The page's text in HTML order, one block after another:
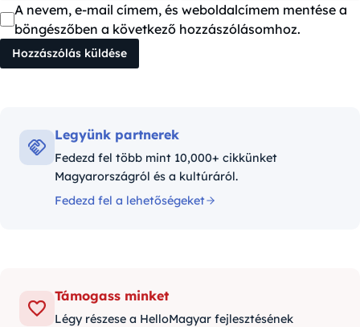
A nevem, e-mail címem, és weboldalcímem mentése a
böngészőben a következő hozzászólásomhoz.
Legyünk partnerek
Fedezd fel több mint 10,000+ cikkünket
Magyarországról és a kultúráról.
Fedezd fel a lehetőségeket
Támogass minket
Légy részese a HelloMagyar fejlesztésének